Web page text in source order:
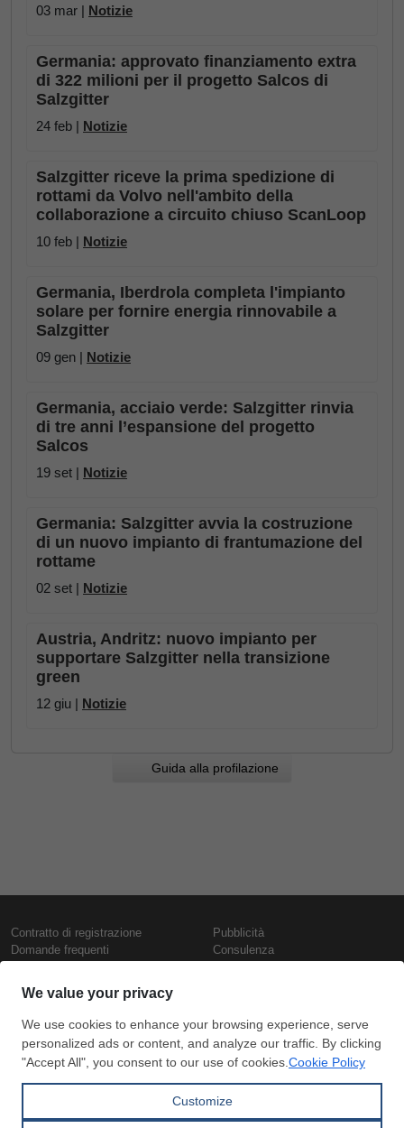
03 mar | Notizie
Germania: approvato finanziamento extra
di 322 milioni per il progetto Salcos di
Salzgitter
24 feb | Notizie
Salzgitter riceve la prima spedizione di
rottami da Volvo nell'ambito della
collaborazione a circuito chiuso ScanLoop
10 feb | Notizie
Germania, Iberdrola completa l'impianto
solare per fornire energia rinnovabile a
Salzgitter
09 gen | Notizie
Germania, acciaio verde: Salzgitter rinvia
di tre anni l’espansione del progetto
Salcos
19 set | Notizie
Germania: Salzgitter avvia la costruzione
di un nuovo impianto di frantumazione del
rottame
02 set | Notizie
Austria, Andritz: nuovo impianto per
supportare Salzgitter nella transizione
green
12 giu | Notizie
Guida alla profilazione
Contratto di registrazione
Domande frequenti
Presentazione
Contattaci
Termini di utilizzo
Politica di riservatezza
Pubblicità
Consulenza
Prezzi e indici
Prezzi giornalieri rottame
Marketplace Inc.
Tutti i diritti riservati